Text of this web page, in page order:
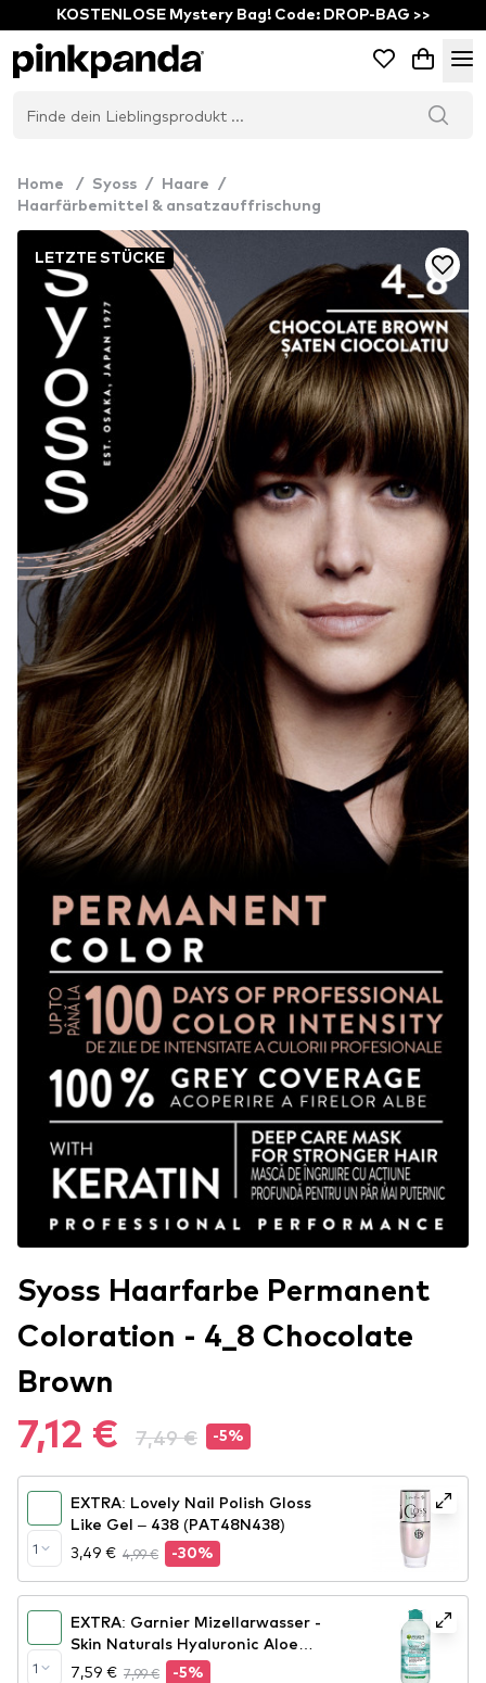
KOSTENLOSE Mystery Bag! Code: DROP-BAG >>
Home / Syoss / Haare
/
Haarfärbemittel & ansatzauffrischung
LETZTE STÜCKE
Syoss Haarfarbe Permanent
Coloration - 4_8 Chocolate
Brown
7,12 € 7,49 € -5%
1
EXTRA: Lovely Nail Polish Gloss
Like Gel – 438 (PAT48N438)
3,49 € 4,99 € -30%
1
EXTRA: Garnier Mizellarwasser -
Skin Naturals Hyaluronic Aloe
Micellar Water
7,59 € 7,99 € -5%